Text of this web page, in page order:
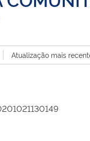
Atualização mais